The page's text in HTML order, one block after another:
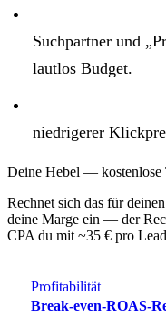
Suchpartner und
lautlos Budget.
niedrigerer
Deine Hebel — kostenlose
Rechnet sich das für
deine Marge ein — der
CPA du mit ~35 € pro
Profitabilität
Break-even-ROAS-